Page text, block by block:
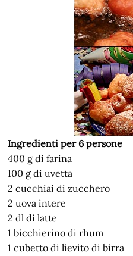
Ingredienti per 6 persone
400 g di farina
100 g di uvetta
2 cucchiai di zucchero
2 uova intere
2 dl di latte
1 bicchierino di rhum
1 cubetto di lievito di birra